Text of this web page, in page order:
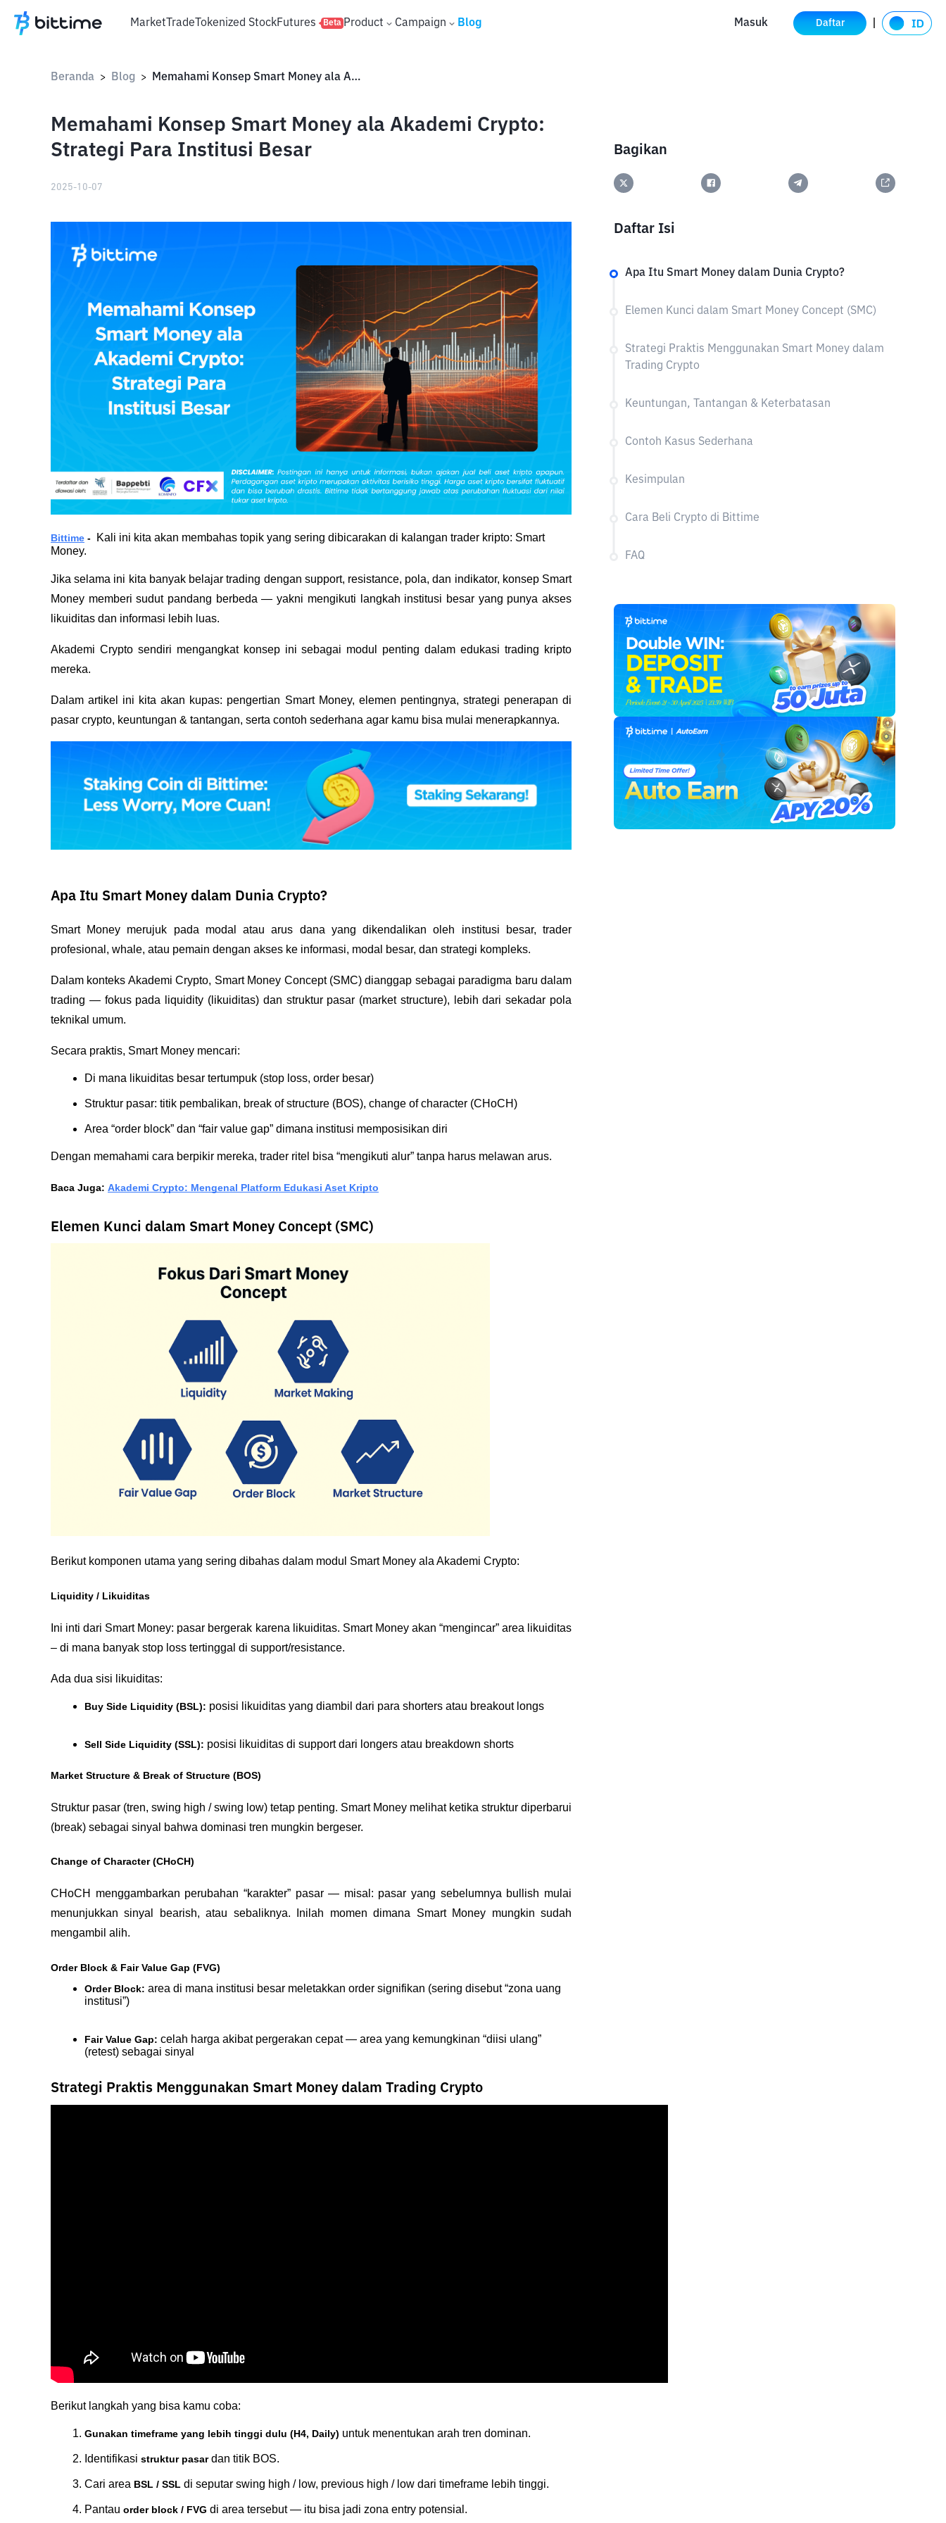
MarketTradeTokenized StockFutures Beta Product Campaign Blog Masuk Daftar
Beranda > Blog > Memahami Konsep Smart Money ala Akademi Crypto: Strategi Para Institusi Besar
Memahami Konsep Smart Money ala Akademi Crypto:
Strategi Para Institusi Besar
2025-10-07
Bittime -
Kali ini kita akan membahas topik yang sering dibicarakan di kalangan trader kripto: Smart
Money.
Jika selama ini kita banyak belajar trading dengan support, resistance, pola, dan indikator, konsep Smart
Money memberi sudut pandang berbeda — yakni mengikuti langkah institusi besar yang punya akses
likuiditas dan informasi lebih luas.
Akademi Crypto sendiri mengangkat konsep ini sebagai modul penting dalam edukasi trading kripto
mereka.
Dalam artikel ini kita akan kupas: pengertian Smart Money, elemen pentingnya, strategi penerapan di
pasar crypto, keuntungan & tantangan, serta contoh sederhana agar kamu bisa mulai menerapkannya.
Apa Itu Smart Money dalam Dunia Crypto?
Smart Money merujuk pada modal atau arus dana yang dikendalikan oleh institusi besar, trader
profesional, whale, atau pemain dengan akses ke informasi, modal besar, dan strategi kompleks.
Dalam konteks Akademi Crypto, Smart Money Concept (SMC) dianggap sebagai paradigma baru dalam
trading — fokus pada liquidity (likuiditas) dan struktur pasar (market structure), lebih dari sekadar pola
teknikal umum.
Secara praktis, Smart Money mencari:
Di mana likuiditas besar tertumpuk (stop loss, order besar)
Struktur pasar: titik pembalikan, break of structure (BOS), change of character (CHoCH)
Area “order block” dan “fair value gap” dimana institusi memposisikan diri
Dengan memahami cara berpikir mereka, trader ritel bisa “mengikuti alur” tanpa harus melawan arus.
Baca Juga: Akademi Crypto: Mengenal Platform Edukasi Aset Kripto
Elemen Kunci dalam Smart Money Concept (SMC)
Berikut komponen utama yang sering dibahas dalam modul Smart Money ala Akademi Crypto:
Liquidity / Likuiditas
Ini inti dari Smart Money: pasar bergerak karena likuiditas. Smart Money akan “mengincar” area likuiditas
– di mana banyak stop loss tertinggal di support/resistance.
Ada dua sisi likuiditas:
Buy Side Liquidity (BSL): posisi likuiditas yang diambil dari para shorters atau breakout longs
Sell Side Liquidity (SSL): posisi likuiditas di support dari longers atau breakdown shorts
Market Structure & Break of Structure (BOS)
Struktur pasar (tren, swing high / swing low) tetap penting. Smart Money melihat ketika struktur diperbarui
(break) sebagai sinyal bahwa dominasi tren mungkin bergeser.
Change of Character (CHoCH)
CHoCH menggambarkan perubahan “karakter” pasar — misal: pasar yang sebelumnya bullish mulai
menunjukkan sinyal bearish, atau sebaliknya. Inilah momen dimana Smart Money mungkin sudah
mengambil alih.
Order Block & Fair Value Gap (FVG)
Order Block: area di mana institusi besar meletakkan order signifikan (sering disebut “zona uang
institusi”)
Fair Value Gap: celah harga akibat pergerakan cepat — area yang kemungkinan “diisi ulang”
(retest) sebagai sinyal
Strategi Praktis Menggunakan Smart Money dalam Trading Crypto
Berikut langkah yang bisa kamu coba:
Gunakan timeframe yang lebih tinggi dulu (H4, Daily) untuk menentukan arah tren dominan.
Identifikasi struktur pasar dan titik BOS.
Cari area BSL / SSL di seputar swing high / low, previous high / low dari timeframe lebih tinggi.
Pantau order block / FVG di area tersebut — itu bisa jadi zona entry potensial.
Bagikan
Daftar Isi
Apa Itu Smart Money dalam Dunia Crypto?
Elemen Kunci dalam Smart Money Concept (SMC)
Strategi Praktis Menggunakan Smart Money dalam
Trading Crypto
Keuntungan, Tantangan & Keterbatasan
Contoh Kasus Sederhana
Kesimpulan
Cara Beli Crypto di Bittime
FAQ